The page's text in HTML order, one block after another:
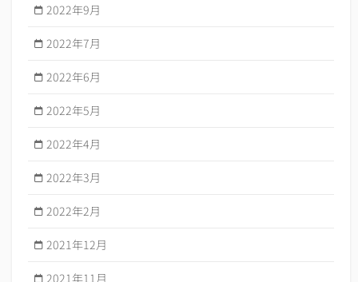
2022年9月
2022年7月
2022年6月
2022年5月
2022年4月
2022年3月
2022年2月
2021年12月
2021年11月